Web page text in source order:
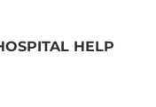
HELP